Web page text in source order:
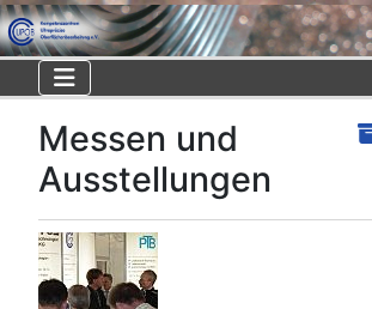
Messen und
Ausstellungen